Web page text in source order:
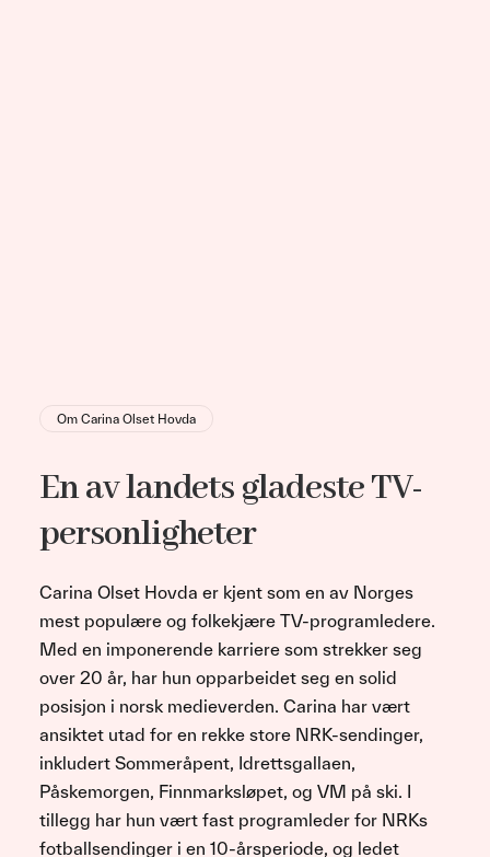
Om Carina Olset Hovda
En av landets gladeste TV-
personligheter
Carina Olset Hovda er kjent som en av Norges
mest populære og folkekjære TV-programledere.
Med en imponerende karriere som strekker seg
over 20 år, har hun opparbeidet seg en solid
posisjon i norsk medieverden. Carina har vært
ansiktet utad for en rekke store NRK-sendinger,
inkludert Sommeråpent, Idrettsgallaen,
Påskemorgen, Finnmarksløpet, og VM på ski. I
tillegg har hun vært fast programleder for NRKs
fotballsendinger i en 10-årsperiode, og ledet